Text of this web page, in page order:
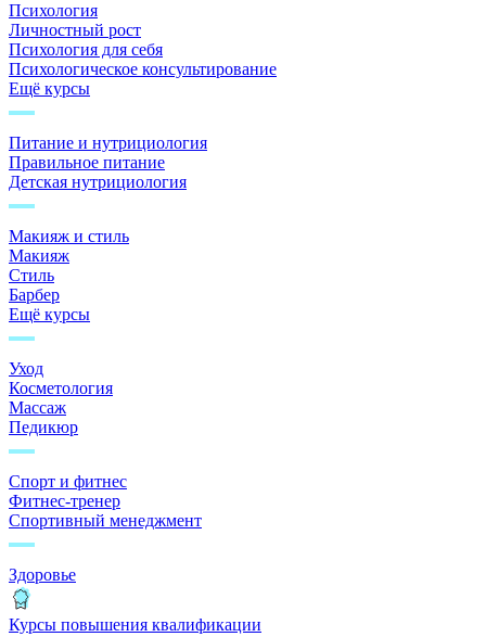
Психология
Личностный рост
Психология для себя
Психологическое консультирование
Ещё курсы
Питание и нутрициология
Правильное питание
Детская нутрициология
Макияж и стиль
Макияж
Стиль
Барбер
Ещё курсы
Уход
Косметология
Массаж
Педикюр
Спорт и фитнес
Фитнес-тренер
Спортивный менеджмент
Здоровье
Курсы повышения квалификации